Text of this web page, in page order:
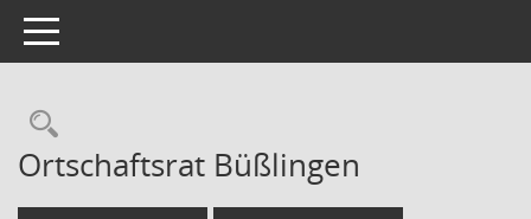
Toggle navigation
Ortschaftsrat Büßlingen